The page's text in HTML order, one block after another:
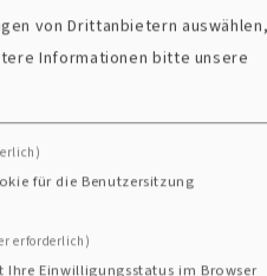
Kirchenarchiv Augsburg
von Drittanbietern
Informationen bitte unsere
für die Benutzersitzung
erforderlich)
Ihre Einwilligungsstatus im Browser